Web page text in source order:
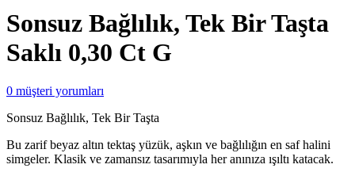
30,100.00₺.24,010.00₺.
Sonsuz Bağlılık, Tek Bir Taşta
Saklı 0,30 Ct G
0 müşteri yorumları
Sonsuz Bağlılık, Tek Bir Taşta
Bu zarif beyaz altın tektaş yüzük, aşkın ve bağlılığın en saf halini
simgeler. Klasik ve zamansız tasarımıyla her anınıza ışıltı katacak.